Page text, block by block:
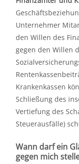
Unternehmer
den Willen des
gegen den Willen
Krankenkassen
Schließung des
Vertiefung des
Steuerausfälle)
Wann darf ein
gegen mich